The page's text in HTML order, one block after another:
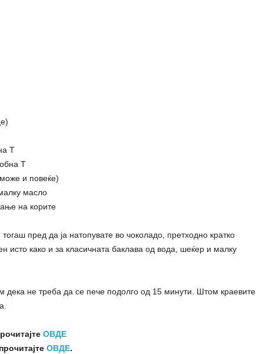
Т
Т
и повеќе)
масло
на корите
пред да ја натопувате во чоколадо, претходно кратко
исто како и за класичната баклава од вода, шеќер и малку
дека не треба да се пече подолго од 15 минути. Штом краевите
ОВДЕ
ОВДЕ.